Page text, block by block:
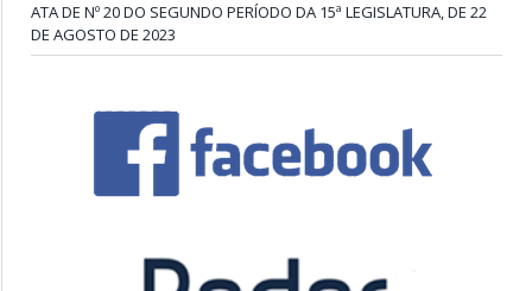
ATA DE Nº 20 DO SEGUNDO PERÍODO DA 15ª LEGISLATURA, DE 22
DE AGOSTO DE 2023